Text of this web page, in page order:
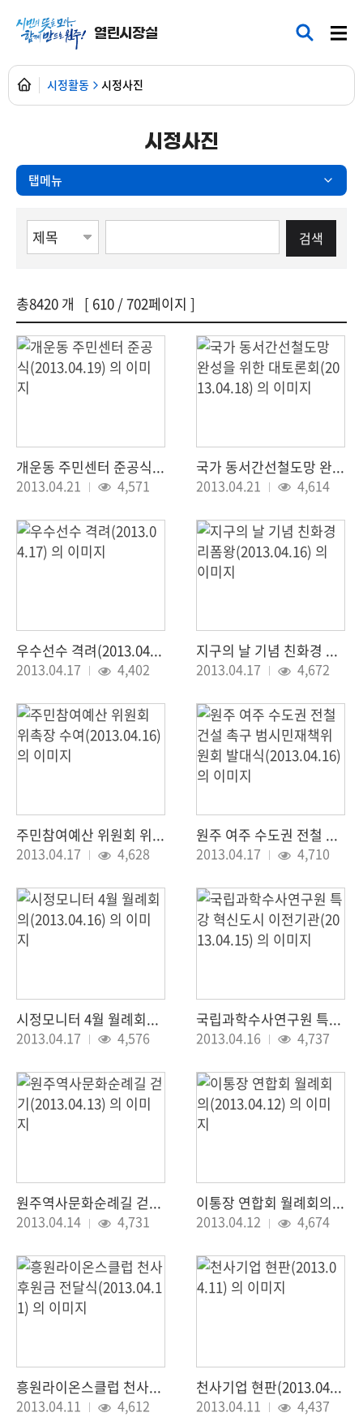
열린시장실
시정활동 시정사진
시정사진
탭메뉴
총8420 개 [ 610 / 702페이지 ]
개운동 주민센터 준공식(2013.04.19)
2013.04.21 4,571
국가 동서간선철도망 완성을 위한 대토론회(2013.04.18)
2013.04.21 4,614
우수선수 격려(2013.04.17)
2013.04.17 4,402
지구의 날 기념 친화경 리폼왕(2013.04.16)
2013.04.17 4,672
주민참여예산 위원회 위촉장 수여(2013.04.16)
2013.04.17 4,628
원주 여주 수도권 전철 건설 촉구 범시민재책위원회 발대식(2013.04.16)
2013.04.17 4,710
시정모니터 4월 월례회의(2013.04.16)
2013.04.17 4,576
국립과학수사연구원 특강 혁신도시 이전기관(2013.04.15)
2013.04.16 4,737
원주역사문화순례길 걷기(2013.04.13)
2013.04.14 4,731
이통장 연합회 월례회의(2013.04.12)
2013.04.12 4,674
흥원라이온스클럽 천사후원금 전달식(2013.04.11)
2013.04.11 4,612
천사기업 현판(2013.04.11)
2013.04.11 4,437